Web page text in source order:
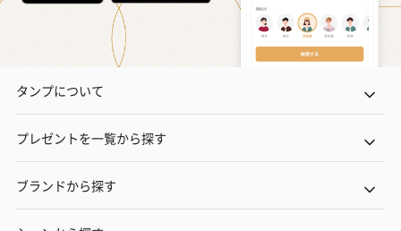
タンプについて
プレゼントを一覧から探す
ブランドから探す